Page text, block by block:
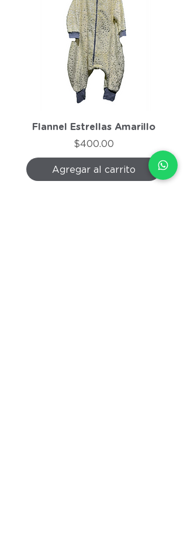
Flannel Estrellas Amarillo
Precio
$400.00
Agregar al carrito